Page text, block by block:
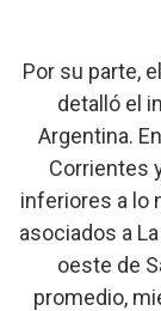
Por su parte,
detalló el
Argentina.
Corrientes
inferiores a lo
asociados a
oeste de
promedio,